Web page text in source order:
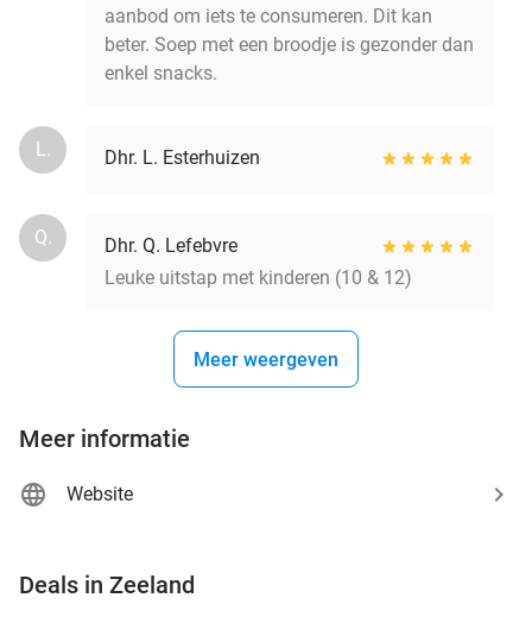
aanbod om iets te consumeren. Dit kan
beter. Soep met een broodje is gezonder dan
enkel snacks.
L. Dhr. L. Esterhuizen
Q.
Dhr. Q. Lefebvre
Leuke uitstap met kinderen (10 & 12)
Meer weergeven
Meer informatie
Website
Deals in Zeeland